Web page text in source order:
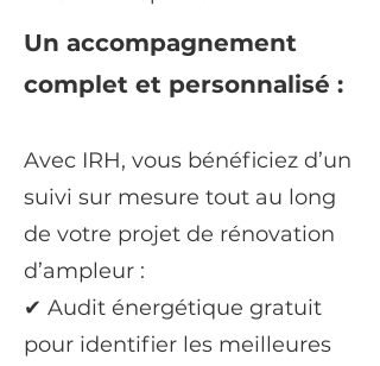
Un accompagnement
complet et personnalisé :
Avec IRH, vous bénéficiez d’un
suivi sur mesure tout au long
de votre projet de rénovation
d’ampleur :
✔ Audit énergétique gratuit
pour identifier les meilleures